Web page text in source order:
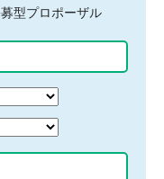
型プロポーザル